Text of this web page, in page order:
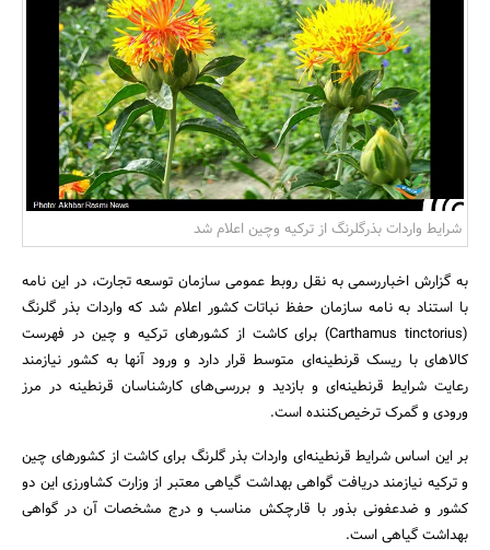
بانک، بیمه و سرمایه
مسکن و ساختمان
شرایط واردات بذرگلرنگ از ترکیه وچین اعلام شد
به گزارش اخباررسمی به نقل روبط عمومی سازمان توسعه تجارت، در این نامه
با استناد به نامه سازمان حفظ نباتات کشور اعلام شد که واردات بذر گلرنگ
(Carthamus tinctorius) برای کاشت از کشورهای ترکیه و چین در فهرست
کالاهای با ریسک قرنطینه‌ای متوسط قرار دارد و ورود آنها به کشور نیازمند
رعایت شرایط قرنطینه‌ای و بازدید و بررسی‌های کارشناسان قرنطینه در مرز
ورودی و گمرک ترخیص‌کننده است.
بر این اساس شرایط قرنطینه‌ای واردات بذر گلرنگ برای کاشت از کشورهای چین
و ترکیه نیازمند دریافت گواهی بهداشت گیاهی معتبر از وزارت کشاورزی این دو
کشور و ضدعفونی بذور با قارچکش مناسب و درج مشخصات آن در گواهی
بهداشت گیاهی است.